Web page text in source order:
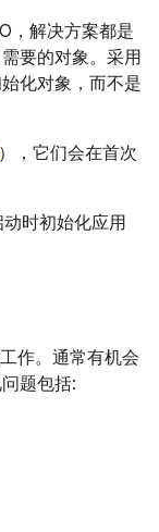
，解决方案都是
要的对象。采用
化对象，而不是
），它们会在首次
时初始化应用
作。通常有机会
题包括: